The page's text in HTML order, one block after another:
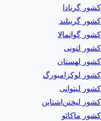
کشور گرنادا
کشور گرینلند
کشور گواتمالا
کشور لتونی
کشور لهستان
کشور لوکزامبورگ
کشور لیتوانی
کشور لیختن‌اشتاین
کشور ماکائو